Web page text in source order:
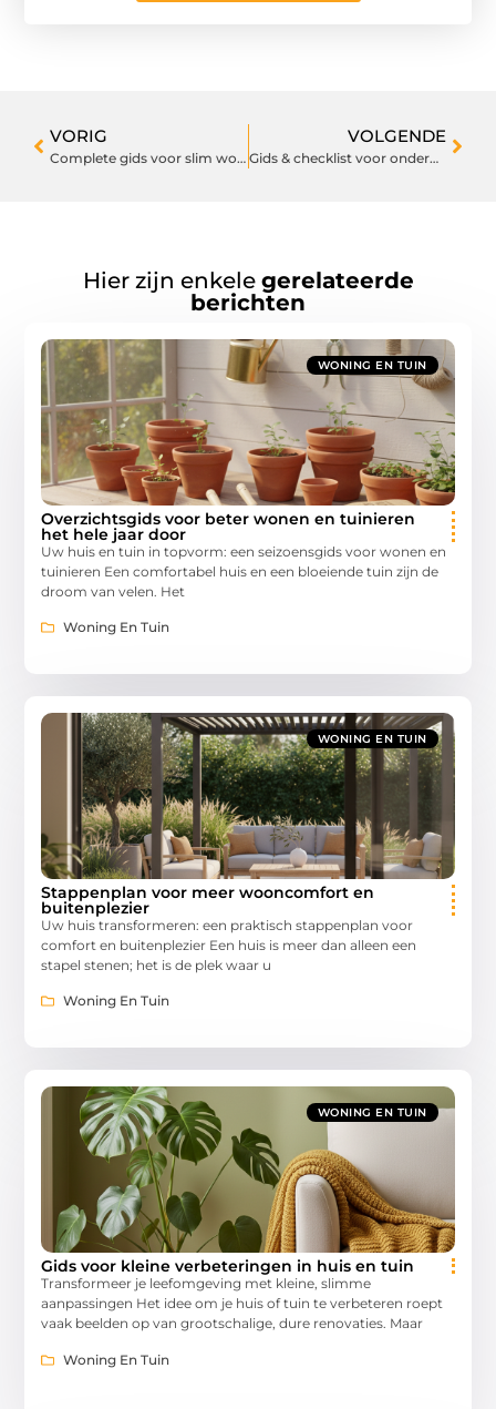
VORIG
Complete gids voor slim wonen en tuinieren
VOLGENDE
Gids & checklist voor onderhoud, styling en groen
Hier zijn enkele gerelateerde
berichten
WONING EN TUIN
Overzichtsgids voor beter wonen en tuinieren
het hele jaar door
Uw huis en tuin in topvorm: een seizoensgids voor wonen en
tuinieren Een comfortabel huis en een bloeiende tuin zijn de
droom van velen. Het
Woning En Tuin
WONING EN TUIN
Stappenplan voor meer wooncomfort en
buitenplezier
Uw huis transformeren: een praktisch stappenplan voor
comfort en buitenplezier Een huis is meer dan alleen een
stapel stenen; het is de plek waar u
Woning En Tuin
WONING EN TUIN
Gids voor kleine verbeteringen in huis en tuin
Transformeer je leefomgeving met kleine, slimme
aanpassingen Het idee om je huis of tuin te verbeteren roept
vaak beelden op van grootschalige, dure renovaties. Maar
Woning En Tuin